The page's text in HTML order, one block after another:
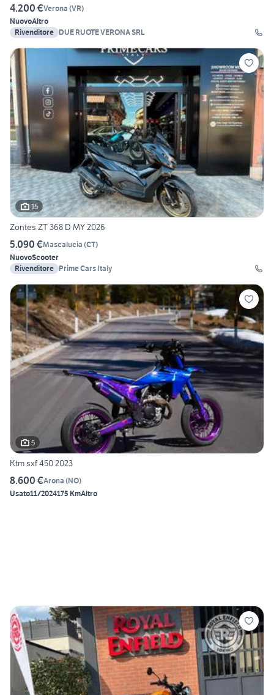
4.200 €Verona (VR)
NuovoAltro
Rivenditore DUE RUOTE VERONA SRL
15
Zontes ZT 368 D MY 2026
5.090 €Mascalucia (CT)
NuovoScooter
Rivenditore Prime Cars Italy
5
Ktm sxf 450 2023
8.600 €Arona (NO)
Usato11/2024175 KmAltro